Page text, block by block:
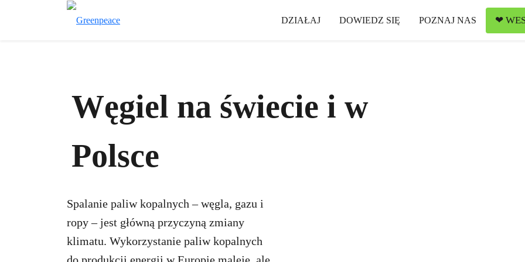
DZIAŁAJ DOWIEDZ SIĘ POZNAJ NAS ❤
Węgiel na świecie i w
Polsce
Spalanie paliw kopalnych – węgla, gazu i
ropy – jest główną przyczyną zmiany
klimatu. Wykorzystanie paliw kopalnych